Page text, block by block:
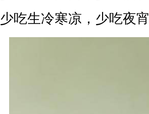
少吃生冷寒凉，少吃夜